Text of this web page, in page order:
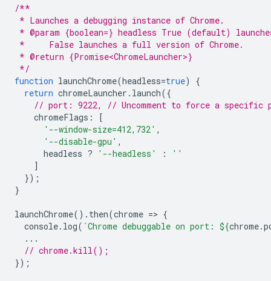
/**
* Launches a debugging instance of Chrome.
* @param {boolean=} headless True (default)
*     False launches a full version of Chrome.
* @return {Promise<ChromeLauncher>}
*/
function launchChrome(headless=true)
{
return chromeLauncher . launch({
// port: 9222, // Uncomment to force a specific
chromeFlags :
[
'--window-size=412,732' ,
'--disable-gpu' ,
headless ? '--headless' :
''
]
});
}
launchChrome(). then(chrome => {
console. log( `Chrome debuggable on port: ${chrome.
...
// chrome.kill();
});